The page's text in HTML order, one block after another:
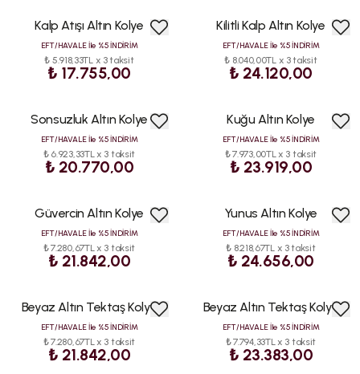
Kalp Atışı Altın Kolye
EFT/HAVALE İle %5 İNDİRİM
₺ 5.918,33TL x 3 taksit
₺ 17.755,00
HIZLIKilitli Kalp Altın Kolye
EFT/HAVALE İle %5 İNDİRİM
₺ 8.040,00TL x 3 taksit
₺ 24.120,00
HIZLISonsuzluk Altın Kolye
EFT/HAVALE İle %5 İNDİRİM
₺ 6.923,33TL x 3 taksit
₺ 20.770,00
Kuğu Altın Kolye
EFT/HAVALE İle %5 İNDİRİM
₺ 7.973,00TL x 3 taksit
₺ 23.919,00
Güvercin Altın Kolye
EFT/HAVALE İle %5 İNDİRİM
₺ 7.280,67TL x 3 taksit
₺ 21.842,00
Yunus Altın Kolye
EFT/HAVALE İle %5 İNDİRİM
₺ 8.218,67TL x 3 taksit
₺ 24.656,00
Beyaz Altın Tektaş Kolye
EFT/HAVALE İle %5 İNDİRİM
₺ 7.280,67TL x 3 taksit
₺ 21.842,00
Beyaz Altın Tektaş Kolye
EFT/HAVALE İle %5 İNDİRİM
₺ 7.794,33TL x 3 taksit
₺ 23.383,00